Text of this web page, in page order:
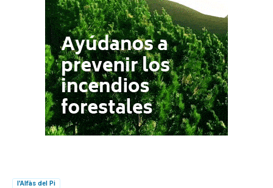
l'Alfàs del Pi